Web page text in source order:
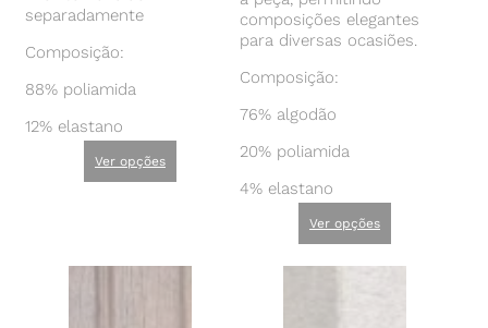
separadamente
Composição:
88% poliamida
12% elastano
Ver opções
composições elegantes
para diversas ocasiões.
Composição:
76% algodão
20% poliamida
4% elastano
Ver opções